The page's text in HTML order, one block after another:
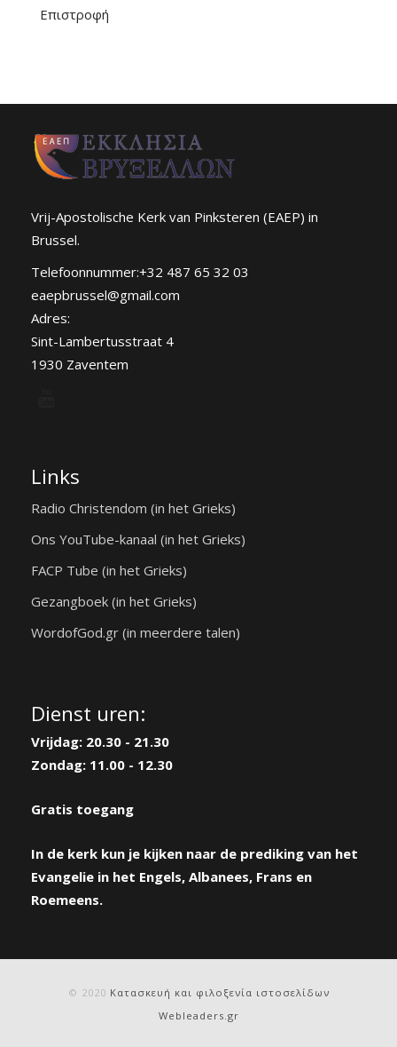
Επιστροφή
Vrij-Apostolische Kerk van Pinksteren (EAEP) in
Brussel.
Telefoonnummer:+32 487 65 32 03
eaepbrussel@gmail.com
Adres:
Sint-Lambertusstraat 4
1930 Zaventem
Links
Radio Christendom (in het Grieks)
Ons YouTube-kanaal (in het Grieks)
FACP Tube (in het Grieks)
Gezangboek (in het Grieks)
WordofGod.gr (in meerdere talen)
Dienst uren:
Vrijdag: 20.30 - 21.30
Zondag: 11.00 - 12.30
Gratis toegang
In de kerk kun je kijken naar de prediking van het
Evangelie in het Engels, Albanees, Frans en
Roemeens.
© 2020 Κατασκευή και φιλοξενία ιστοσελίδων
Webleaders.gr